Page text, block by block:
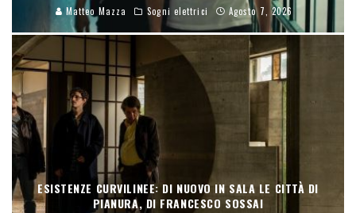
Matteo Mazza Sogni elettrici Agosto 7, 2026
ESISTENZE CURVILINEE: DI NUOVO IN SALA LE CITTÀ DI
PIANURA, DI FRANCESCO SOSSAI